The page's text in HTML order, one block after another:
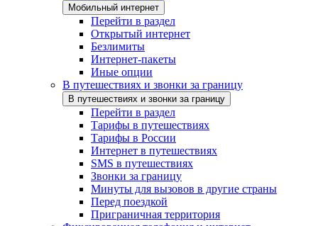
Мобильный интернет
Перейти в раздел
Открытый интернет
Безлимиты
Интернет-пакеты
Иные опции
В путешествиях и звонки за границу
В путешествиях и звонки за границу
Перейти в раздел
Тарифы в путешествиях
Тарифы в России
Интернет в путешествиях
SMS в путешествиях
Звонки за границу
Минуты для вызовов в другие страны
Перед поездкой
Приграничная территория